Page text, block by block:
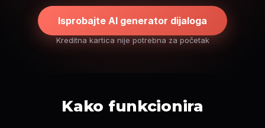
Isprobajte AI generator dijaloga
Kreditna kartica nije potrebna za početak
Kako funkcionira